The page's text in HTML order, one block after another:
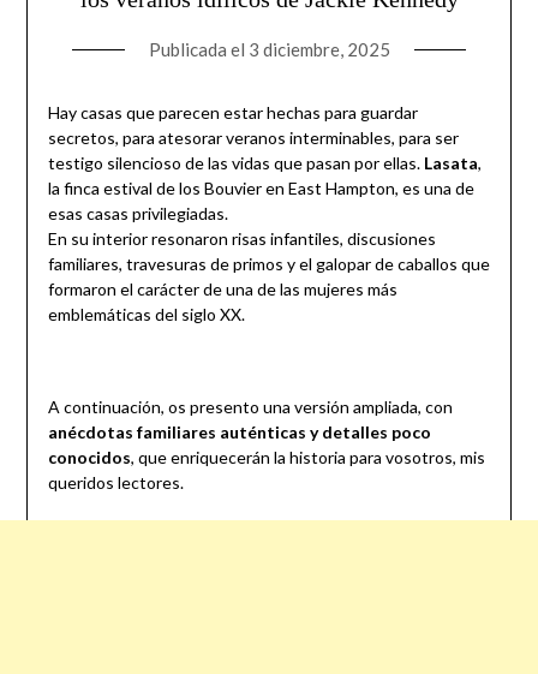
Publicada el 3 diciembre, 2025
Hay casas que parecen estar hechas para guardar
secretos, para atesorar veranos interminables, para ser
testigo silencioso de las vidas que pasan por ellas. Lasata,
la finca estival de los Bouvier en East Hampton, es una de
esas casas privilegiadas.
En su interior resonaron risas infantiles, discusiones
familiares, travesuras de primos y el galopar de caballos que
formaron el carácter de una de las mujeres más
emblemáticas del siglo XX.
A continuación, os presento una versión ampliada, con
anécdotas familiares auténticas y detalles poco
conocidos, que enriquecerán la historia para vosotros, mis
queridos lectores.